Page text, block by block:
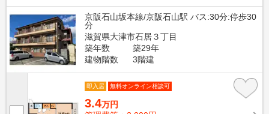
京阪石山坂本線/京阪石山駅 バス:30分:停歩30
分
滋賀県大津市石居３丁目
築年数
築29年
建物階数
3階建
即入居 無料オンライン相談可
3.4万円